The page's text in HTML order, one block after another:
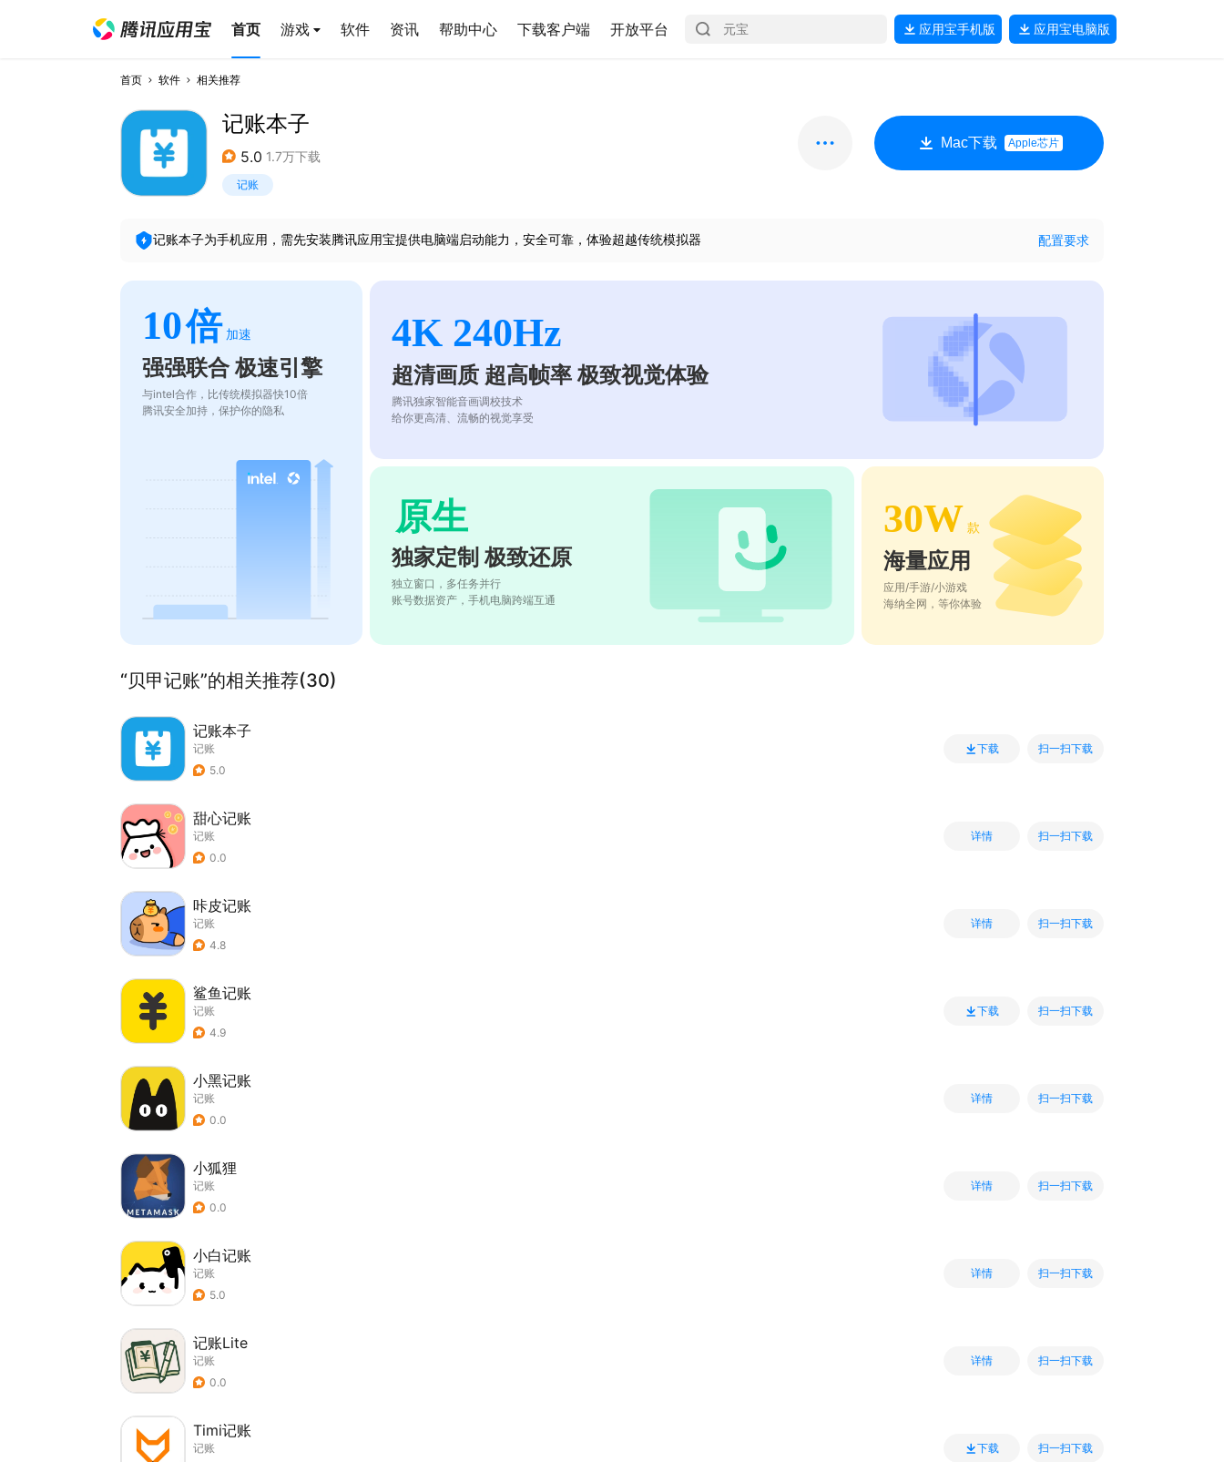
首页 游戏 软件 资讯 帮助中心 下载客户端 开放平台 应用宝手机版 应用宝电脑版
首页 软件 相关推荐
记账本子
5.0 1.7万下载
记账
Mac下载 Apple芯片
记账本子为手机应用，需先安装腾讯应用宝提供电脑端启动能力，安全可靠，体验超越传统模拟器 配置要求
10倍 加速
强强联合 极速引擎
与intel合作，比传统模拟器快10倍
腾讯安全加持，保护你的隐私
4K 240Hz
超清画质 超高帧率 极致视觉体验
腾讯独家智能音画调校技术
给你更高清、流畅的视觉享受
原生
独家定制 极致还原
独立窗口，多任务并行
账号数据资产，手机电脑跨端互通
30W 款
海量应用
应用/手游/小游戏
海纳全网，等你体验
“贝甲记账”的相关推荐(30)
记账本子
记账
5.0
下载 扫一扫下载
甜心记账
记账
0.0
详情 扫一扫下载
咔皮记账
记账
4.8
详情 扫一扫下载
鲨鱼记账
记账
4.9
下载 扫一扫下载
小黑记账
记账
0.0
详情 扫一扫下载
小狐狸
记账
0.0
详情 扫一扫下载
小白记账
记账
5.0
详情 扫一扫下载
记账Lite
记账
0.0
详情 扫一扫下载
Timi记账
记账
下载 扫一扫下载